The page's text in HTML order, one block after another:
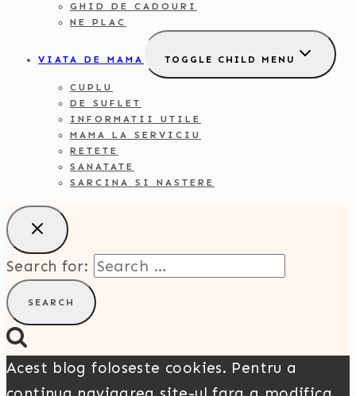
GHID DE CADOURI
NE PLAC
VIATA DE MAMA TOGGLE CHILD MENU
CUPLU
DE SUFLET
INFORMATII UTILE
MAMA LA SERVICIU
RETETE
SANATATE
SARCINA SI NASTERE
Search for:
Acest blog foloseste cookies. Pentru a